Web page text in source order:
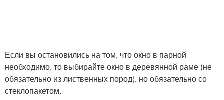
Если вы остановились на том, что окно в парной
необходимо, то выбирайте окно в деревянной раме (не
обязательно из лиственных пород), но обязательно со
стеклопакетом.